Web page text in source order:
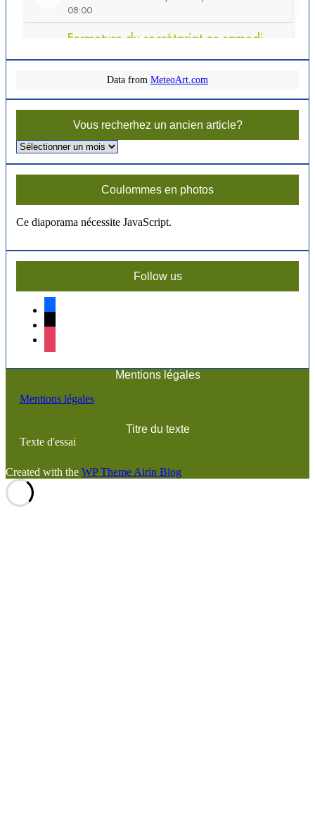
Data from MeteoArt.com
Vous recherhez un ancien article?
Vous
Coulommes en photos
Ce diaporama nécessite JavaScript.
Follow us
Mentions légales
Mentions légales
Titre du texte
Texte d'essai
Created with the WP Theme Airin Blog